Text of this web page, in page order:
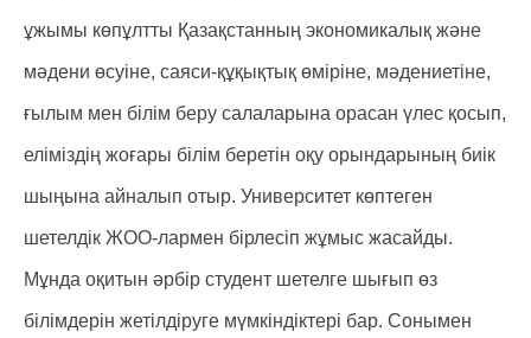
ұжымы көпұлтты Қазақстанның экономикалық және
мәдени өсуіне, саяси-құқықтық өміріне, мәдениетіне,
ғылым мен білім беру салаларына орасан үлес қосып,
еліміздің жоғары білім беретін оқу орындарының биік
шыңына айналып отыр. Университет көптеген
шетелдік ЖОО-лармен бірлесіп жұмыс жасайды.
Мұнда оқитын әрбір студент шетелге шығып өз
білімдерін жетілдіруге мүмкіндіктері бар. Сонымен